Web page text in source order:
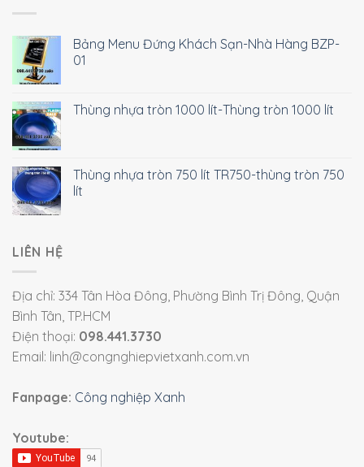
Bảng Menu Đứng Khách Sạn-Nhà Hàng BZP-
01
Thùng nhựa tròn 1000 lít-Thùng tròn 1000 lít
Thùng nhựa tròn 750 lít TR750-thùng tròn 750
lít
LIÊN HỆ
Địa chỉ: 334 Tân Hòa Đông, Phường Bình Trị Đông, Quận
Bình Tân, TP.HCM
Điện thoại: 098.441.3730
Email: linh@congnghiepvietxanh.com.vn
Fanpage: Công nghiệp Xanh
Youtube: